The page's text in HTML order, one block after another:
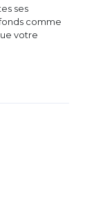
ses
comme
votre